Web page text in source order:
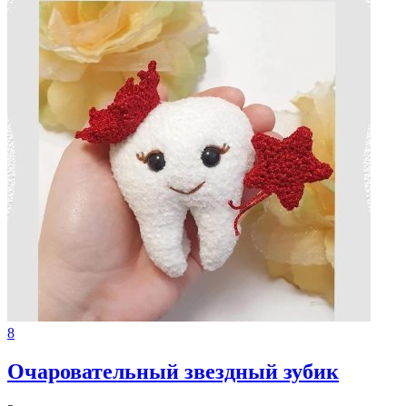
8
Очаровательный звездный зубик